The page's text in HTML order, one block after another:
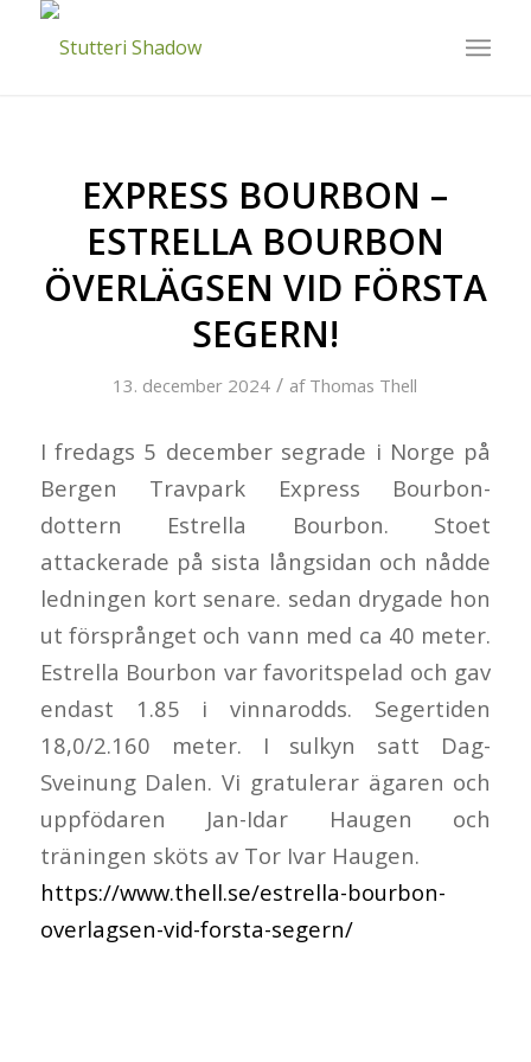
EXPRESS BOURBON –
ESTRELLA BOURBON
ÖVERLÄGSEN VID FÖRSTA
SEGERN!
13. december 2024 / af Thomas Thell
I fredags 5 december segrade i Norge på
Bergen Travpark Express Bourbon-
dottern Estrella Bourbon. Stoet
attackerade på sista långsidan och nådde
ledningen kort senare. sedan drygade hon
ut försprånget och vann med ca 40 meter.
Estrella Bourbon var favoritspelad och gav
endast 1.85 i vinnarodds. Segertiden
18,0/2.160 meter. I sulkyn satt Dag-
Sveinung Dalen. Vi gratulerar ägaren och
uppfödaren Jan-Idar Haugen och
träningen sköts av Tor Ivar Haugen.
https://www.thell.se/estrella-bourbon-
overlagsen-vid-forsta-segern/